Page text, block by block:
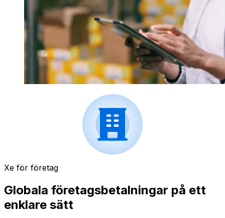
Xe för företag
Globala företagsbetalningar på ett
enklare sätt